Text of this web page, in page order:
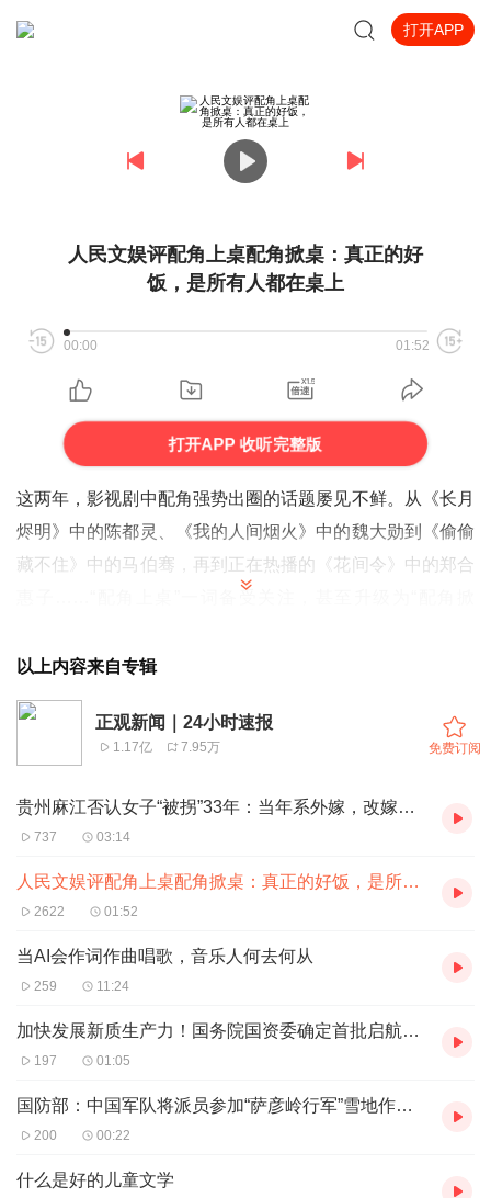
打开APP
人民文娱评配角上桌配角掀桌：真正的好
饭，是所有人都在桌上
00:00 01:52
打开APP 收听完整版
这两年，影视剧中配角强势出圈的话题屡见不鲜。从《长月
烬明》中的陈都灵、《我的人间烟火》中的魏大勋到《偷偷
藏不住》中的马伯骞，再到正在热播的《花间令》中的郑合
造成这种热议的原因很多：剧本对主角塑造不够立体，反而
让配角有了更多发挥空间；演员与角色配适度产生偏差，或
者是演员能力跟不上角色需求，等等。
当然，“配角掀桌”称不上一种好现象，这从侧面说明剧方选
角和主角表演都未到位，说明创作者的商业考量凌驾于创作
初衷之上。
台。如今的观众早已炼就火眼金睛，配角屡屡出圈背后是大
量远比拿流量填充演技靠谱。
真正的好作品，应该是演员与演员相互成就的，一方给得了
情绪，一方接得住戏，就像红了十几年的《甄嬛传》《武林
外传》等作品，每位演员恰如其分地表演，主角、配角都能
热。
以上内容来自专辑
正观新闻｜24小时速报
1.17亿 7.95万 免费订阅
贵州麻江否认女子“被拐”33年：当年系外嫁，改嫁后因聋哑与娘家失联
737 03:14
人民文娱评配角上桌配角掀桌：真正的好饭，是所有人都在桌上
2622 01:52
当AI会作词作曲唱歌，音乐人何去何从
259 11:24
加快发展新质生产力！国务院国资委确定首批启航企业
197 01:05
国防部：中国军队将派员参加“萨彦岭行军”雪地作战行军比赛
200 00:22
什么是好的儿童文学